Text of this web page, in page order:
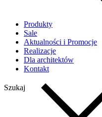
Produkty
Sale
Aktualności i Promocje
Realizacje
Dla architektów
Kontakt
Szukaj